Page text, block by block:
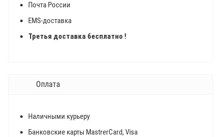
Почта России
EMS-доставка
Третья доставка бесплатно !
Оплата
Наличными курьеру
Банковские карты MastrerCard, Visa